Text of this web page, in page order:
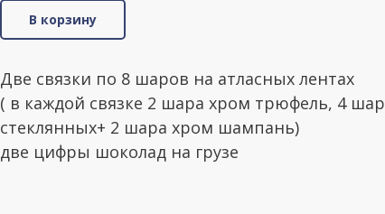
В корзину
Две связки по 8 шаров на атласных лентах
( в каждой связке 2 шара хром трюфель, 4
стеклянных+ 2 шара хром шампань)
две цифры шоколад на грузе